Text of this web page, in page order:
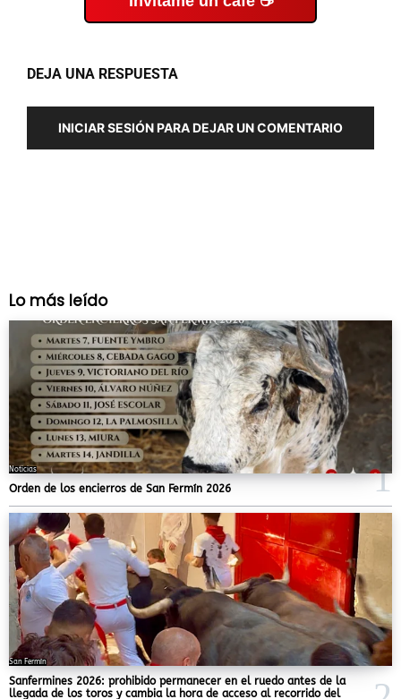
DEJA UNA RESPUESTA
INICIAR SESIÓN PARA DEJAR UN COMENTARIO
Lo más leído
Noticias
Orden de los encierros de San Fermín 2026
San Fermín
Sanfermines 2026: prohibido permanecer en el ruedo antes de la
llegada de los toros y cambia la hora de acceso al recorrido del